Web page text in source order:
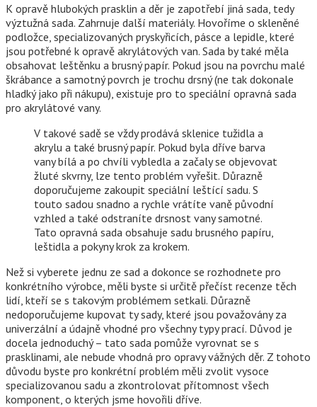
K opravě hlubokých prasklin a děr je zapotřebí jiná sada, tedy
výztužná sada. Zahrnuje další materiály. Hovoříme o skleněné
podložce, specializovaných pryskyřicích, pásce a lepidle, které
jsou potřebné k opravě akrylátových van. Sada by také měla
obsahovat leštěnku a brusný papír. Pokud jsou na povrchu malé
škrábance a samotný povrch je trochu drsný (ne tak dokonale
hladký jako při nákupu), existuje pro to speciální opravná sada
pro akrylátové vany.
V takové sadě se vždy prodává sklenice tužidla a
akrylu a také brusný papír. Pokud byla dříve barva
vany bílá a po chvíli vybledla a začaly se objevovat
žluté skvrny, lze tento problém vyřešit. Důrazně
doporučujeme zakoupit speciální leštící sadu. S
touto sadou snadno a rychle vrátíte vaně původní
vzhled a také odstraníte drsnost vany samotné.
Tato opravná sada obsahuje sadu brusného papíru,
leštidla a pokyny krok za krokem.
Než si vyberete jednu ze sad a dokonce se rozhodnete pro
konkrétního výrobce, měli byste si určitě přečíst recenze těch
lidí, kteří se s takovým problémem setkali. Důrazně
nedoporučujeme kupovat ty sady, které jsou považovány za
univerzální a údajně vhodné pro všechny typy prací. Důvod je
docela jednoduchý – tato sada pomůže vyrovnat se s
prasklinami, ale nebude vhodná pro opravy vážných děr. Z tohoto
důvodu byste pro konkrétní problém měli zvolit vysoce
specializovanou sadu a zkontrolovat přítomnost všech
komponent, o kterých jsme hovořili dříve.